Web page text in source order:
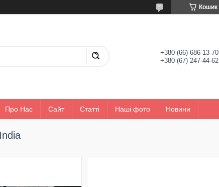
Кошик
+380 (66) 686-13-70
+380 (67) 247-44-62
Про Нас Сайт Статті Наші фото Новини